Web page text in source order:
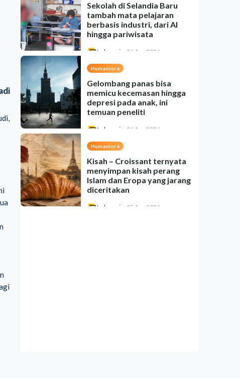
Sekolah di Selandia Baru
tambah mata pelajaran
berbasis industri, dari AI
hingga pariwisata
Indonesia 06 Aug 2026
Humaniora
Gelombang panas bisa
memicu kecemasan hingga
depresi pada anak, ini
temuan peneliti
Indonesia 06 Aug 2026
Humaniora
Kisah – Croissant ternyata
menyimpan kisah perang
Islam dan Eropa yang jarang
diceritakan
Indonesia 05 Aug 2026